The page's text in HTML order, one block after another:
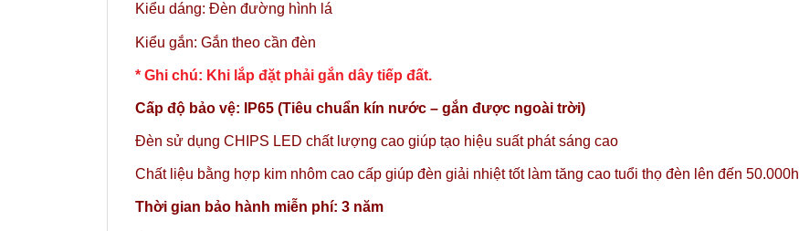
Kiểu dáng: Đèn đường hình lá
Kiểu gắn: Gắn theo cần đèn
* Ghi chú: Khi lắp đặt phải gắn dây tiếp đất.
Cấp độ bảo vệ: IP65 (Tiêu chuẩn kín nước – gắn được ngoài trời)
Đèn sử dụng CHIPS LED chất lượng cao giúp tạo hiệu suất phát sáng cao
Chất liệu bằng hợp kim nhôm cao cấp giúp đèn giải nhiệt tốt làm tăng cao tuổi thọ đèn lên đến 50.000h
Thời gian bảo hành miễn phí: 3 năm